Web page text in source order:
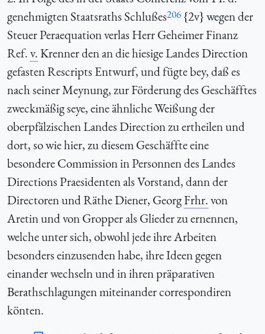
genehmigten Staatsraths Schlußes206 {2v} wegen der
Steuer Peraequation verlas Herr Geheimer Finanz
Ref.v.Krenner den an die hiesige Landes Direction
gefasten Rescripts Entwurf, und fügte bey, daß es
nach seiner Meynung, zur Förderung des Geschäfftes
zweckmäßig seye, eine ähnliche Weißung der
oberpfälzischen Landes Direction zu ertheilen und
dort, so wie hier, zu diesem Geschäffte eine
besondere Commission in Personnen des Landes
Directions Praesidenten als Vorstand, dann der
Directoren und Räthe Diener, GeorgFrhr.von
Aretin und von Gropper als Glieder zu ernennen,
welche unter sich, obwohl jede ihre Arbeiten
besonders einzusenden habe, ihre Ideen gegen
einander wechseln und in ihren präparativen
Berathschlagungen miteinander correspondiren
könten.